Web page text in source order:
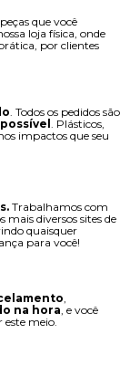
que você
loja física, onde
por clientes
. Todos os pedidos são
. Plásticos,
impactos que seu
Trabalhamos com
diversos sites de
quaisquer
para você!
na hora , e você
meio.